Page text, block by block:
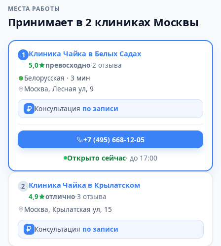
МЕСТА РАБОТЫ
Принимает в 2 клиниках Москвы
1 Клиника Чайка в Белых Садах
5,0 превосходно·2 отзыва
Белорусская · 3 мин
Москва, Лесная ул, 9
Консультация по записи
+7 (495) 668-12-05
Открыто сейчас· до 17:00
2 Клиника Чайка в Крылатском
4,9 отлично·3 отзыва
Москва, Крылатская ул, 15
Консультация по записи